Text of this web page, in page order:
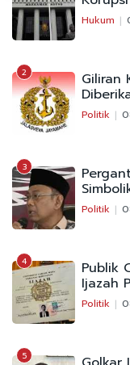
Hukum
2 Giliran
Politik
3
Politik
4 Publik
Ijazah
Politik
5